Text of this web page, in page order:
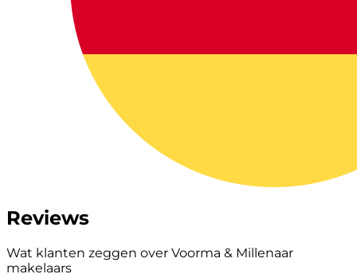
Reviews
Wat klanten zeggen over Voorma & Millenaar
makelaars